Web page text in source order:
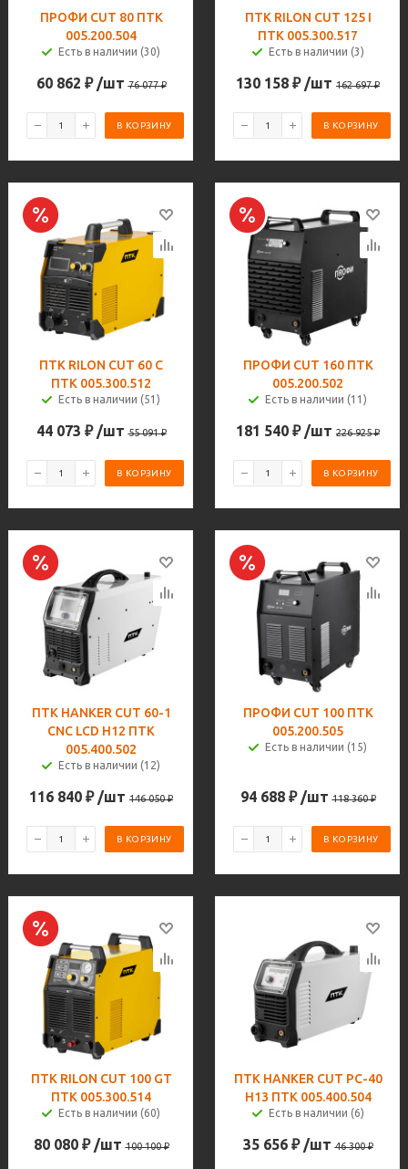
ПРОФИ CUT 80 ПТК
005.200.504
Есть в наличии (30)
60 862 ₽ /шт 76 077₽
В КОРЗИНУ
ПТК RILON CUT 125 I
ПТК 005.300.517
Есть в наличии (3)
130 158 ₽ /шт 162 697₽
В КОРЗИНУ
ПТК RILON CUT 60 С
ПТК 005.300.512
Есть в наличии (51)
44 073 ₽ /шт 55 091₽
В КОРЗИНУ
ПРОФИ CUT 160 ПТК
005.200.502
Есть в наличии (11)
181 540 ₽ /шт 226 925₽
В КОРЗИНУ
ПТК HANKER CUT 60-1
CNC LCD H12 ПТК
005.400.502
Есть в наличии (12)
116 840 ₽ /шт 146 050₽
В КОРЗИНУ
ПРОФИ CUT 100 ПТК
005.200.505
Есть в наличии (15)
94 688₽ /шт 118 360₽
В КОРЗИНУ
ПТК RILON CUT 100 GT
ПТК 005.300.514
Есть в наличии (60)
80 080₽ /шт 100 100₽
ПТК HANKER CUT PC-40
H13 ПТК 005.400.504
Есть в наличии (6)
35 656₽ /шт 46 300₽